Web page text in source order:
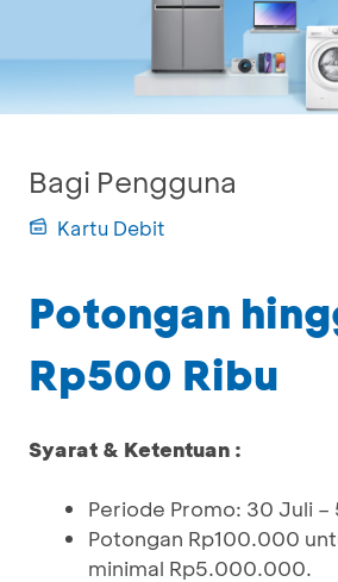
Bagi Pengguna
Kartu Debit
Potongan
Rp500 Ribu
Syarat & Ketentuan :
Periode Promo: 30 Juli –
Potongan Rp100.000
minimal Rp5.000.000.